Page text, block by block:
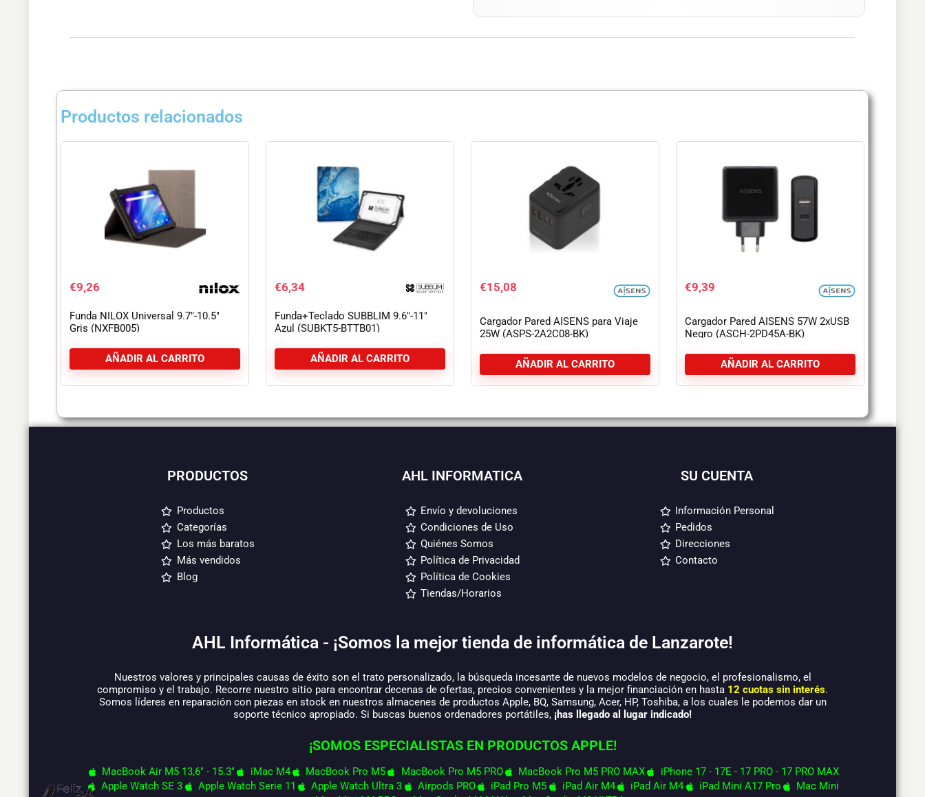
Productos relacionados
€9,26
Funda NILOX Universal 9.7″-10.5″
Gris (NXFB005)
AÑADIR AL CARRITO
€6,34
Funda+Teclado SUBBLIM 9.6″-11″
Azul (SUBKT5-BTTB01)
AÑADIR AL CARRITO
€15,08
Cargador Pared AISENS para Viaje
25W (ASPS-2A2C08-BK)
AÑADIR AL CARRITO
€9,39
Cargador Pared AISENS 57W 2xUSB
Negro (ASCH-2PD45A-BK)
AÑADIR AL CARRITO
PRODUCTOS
Productos
Categorías
Los más baratos
Más vendidos
Blog
AHL INFORMATICA
Envío y devoluciones
Condiciones de Uso
Quiénes Somos
Política de Privacidad
Política de Cookies
Tiendas/Horarios
SU CUENTA
Información Personal
Pedidos
Direcciones
Contacto
AHL Informática - ¡Somos la mejor tienda de informática de Lanzarote!
Nuestros valores y principales causas de éxito son el trato personalizado, la búsqueda incesante de nuevos modelos de negocio, el profesionalismo, el
compromiso y el trabajo. Recorre nuestro sitio para encontrar decenas de ofertas, precios convenientes y la mejor financiación en hasta 12 cuotas sin interés.
Somos líderes en reparación con piezas en stock en nuestros almacenes de productos Apple, BQ, Samsung, Acer, HP, Toshiba, a los cuales le podemos dar un
soporte técnico apropiado. Si buscas buenos ordenadores portátiles, ¡has llegado al lugar indicado!
¡SOMOS ESPECIALISTAS EN PRODUCTOS APPLE!
MacBook Air M5 13,6" - 15.3" iMac M4 MacBook Pro M5 MacBook Pro M5 PRO MacBook Pro M5 PRO MAX
iPhone 17 - 17E - 17 PRO - 17 PRO MAX
Apple Watch SE 3
Apple Watch Serie 11 Apple Watch Ultra 3 Airpods PRO iPad Pro M5 iPad Air M4 iPad Air M4 iPad Mini A17 Pro
Mac Mini